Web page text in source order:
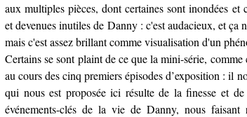
aux multiples pièces, dont certaines sont inondées et
et devenues inutiles de Danny : c'est audacieux, et ça
mais c'est assez brillant comme visualisation d'un
Certains se sont plaint de ce que la mini-série,
au cours des cinq premiers épisodes d’exposition : il
qui nous est proposée ici résulte de la finesse et
événements-clés de la vie de Danny, nous